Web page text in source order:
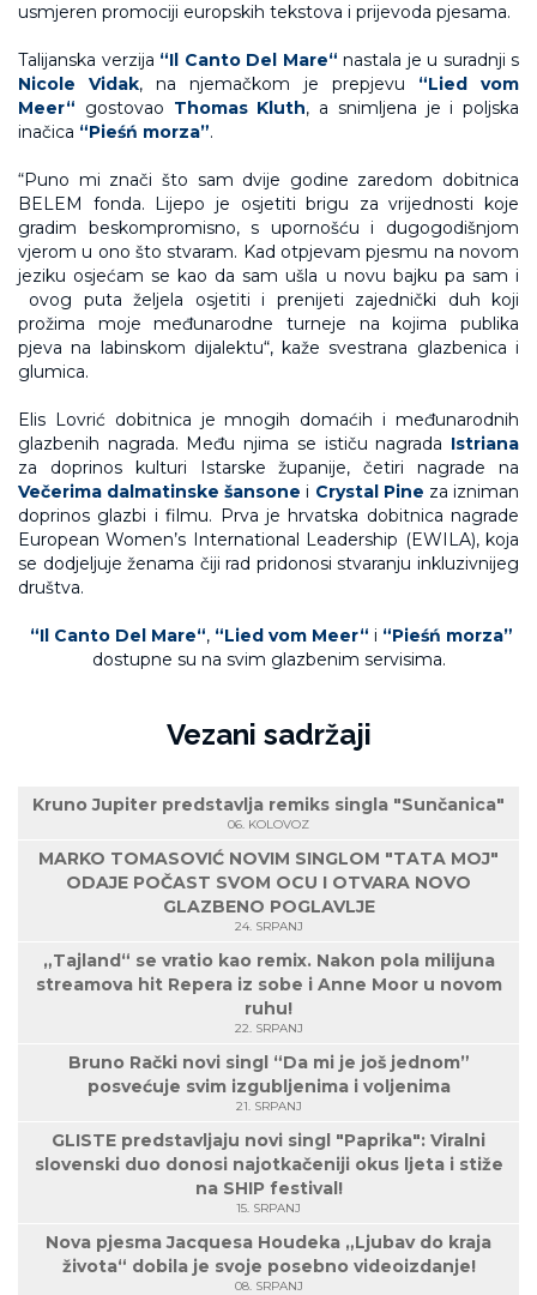
usmjeren promociji europskih tekstova i prijevoda pjesama.
Talijanska verzija “Il Canto Del Mare“ nastala je u suradnji s
Nicole Vidak, na njemačkom je prepjevu “Lied vom
Meer“ gostovao Thomas Kluth, a snimljena je i poljska
inačica “Pieśń morza”.
“Puno mi znači što sam dvije godine zaredom dobitnica
BELEM fonda. Lijepo je osjetiti brigu za vrijednosti koje
gradim beskompromisno, s upornošću i dugogodišnjom
vjerom u ono što stvaram. Kad otpjevam pjesmu na novom
jeziku osjećam se kao da sam ušla u novu bajku pa sam i
ovog puta željela osjetiti i prenijeti zajednički duh koji
prožima moje međunarodne turneje na kojima publika
pjeva na labinskom dijalektu“, kaže svestrana glazbenica i
glumica.
Elis Lovrić dobitnica je mnogih domaćih i međunarodnih
glazbenih nagrada. Među njima se ističu nagrada Istriana
za doprinos kulturi Istarske županije, četiri nagrade na
Večerima dalmatinske šansone i Crystal Pine za izniman
doprinos glazbi i filmu. Prva je hrvatska dobitnica nagrade
European Women’s International Leadership (EWILA), koja
se dodjeljuje ženama čiji rad pridonosi stvaranju inkluzivnijeg
društva.
“Il Canto Del Mare“, “Lied vom Meer“ i “Pieśń morza”
dostupne su na svim glazbenim servisima.
Vezani sadržaji
Kruno Jupiter predstavlja remiks singla "Sunčanica"
06. KOLOVOZ
MARKO TOMASOVIĆ NOVIM SINGLOM "TATA MOJ"
ODAJE POČAST SVOM OCU I OTVARA NOVO
GLAZBENO POGLAVLJE
24. SRPANJ
„Tajland“ se vratio kao remix. Nakon pola milijuna
streamova hit Repera iz sobe i Anne Moor u novom
ruhu!
22. SRPANJ
Bruno Rački novi singl “Da mi je još jednom”
posvećuje svim izgubljenima i voljenima
21. SRPANJ
GLISTE predstavljaju novi singl "Paprika": Viralni
slovenski duo donosi najotkačeniji okus ljeta i stiže
na SHIP festival!
15. SRPANJ
Nova pjesma Jacquesa Houdeka „Ljubav do kraja
života“ dobila je svoje posebno videoizdanje!
08. SRPANJ